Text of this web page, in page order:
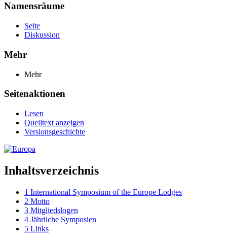
Namensräume
Seite
Diskussion
Mehr
Mehr
Seitenaktionen
Lesen
Quelltext anzeigen
Versionsgeschichte
Inhaltsverzeichnis
1 International Symposium of the Europe Lodges
2 Motto
3 Mitgliedslogen
4 Jährliche Symposien
5 Links